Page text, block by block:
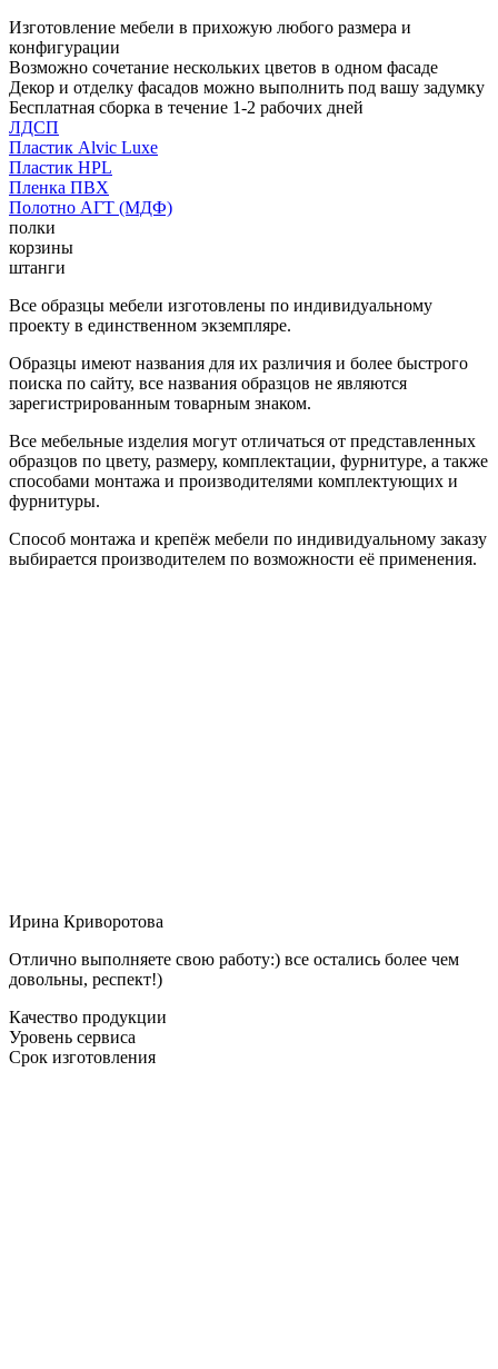
Изготовление мебели в прихожую любого размера и
конфигурации
Возможно сочетание нескольких цветов в одном фасаде
Декор и отделку фасадов можно выполнить под вашу задумку
Бесплатная сборка в течение 1-2 рабочих дней
ЛДСП
Пластик Alvic Luxe
Пластик HPL
Пленка ПВХ
Полотно АГТ (МДФ)
полки
корзины
штанги
Все образцы мебели изготовлены по индивидуальному
проекту в единственном экземпляре.
Образцы имеют названия для их различия и более быстрого
поиска по сайту, все названия образцов не являются
зарегистрированным товарным знаком.
Все мебельные изделия могут отличаться от представленных
образцов по цвету, размеру, комплектации, фурнитуре, а также
способами монтажа и производителями комплектующих и
фурнитуры.
Способ монтажа и крепёж мебели по индивидуальному заказу
выбирается производителем по возможности её применения.
Ирина Криворотова
Отлично выполняете свою работу:) все остались более чем
довольны, респект!)
Качество продукции
Уровень сервиса
Срок изготовления